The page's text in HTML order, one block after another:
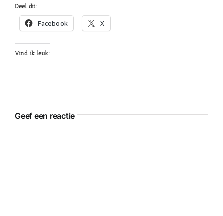
Deel dit:
Facebook X
Vind ik leuk:
Geef een reactie